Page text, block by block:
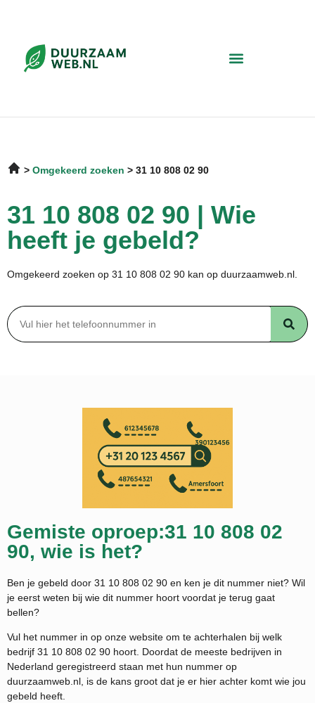
Omgekeerd zoeken 31 10 808 02 90
31 10 808 02 90 | Wie
heeft je gebeld?
Omgekeerd zoeken op 31 10 808 02 90 kan op duurzaamweb.nl.
Gemiste oproep:31 10 808 02
90, wie is het?
Ben je gebeld door 31 10 808 02 90 en ken je dit nummer niet? Wil
je eerst weten bij wie dit nummer hoort voordat je terug gaat
bellen?
Vul het nummer in op onze website om te achterhalen bij welk
bedrijf 31 10 808 02 90 hoort. Doordat de meeste bedrijven in
Nederland geregistreerd staan met hun nummer op
duurzaamweb.nl, is de kans groot dat je er hier achter komt wie jou
gebeld heeft.